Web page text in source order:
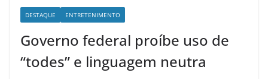
DESTAQUE ENTRETENIMENTO
Governo federal proíbe uso de
“todes” e linguagem neutra